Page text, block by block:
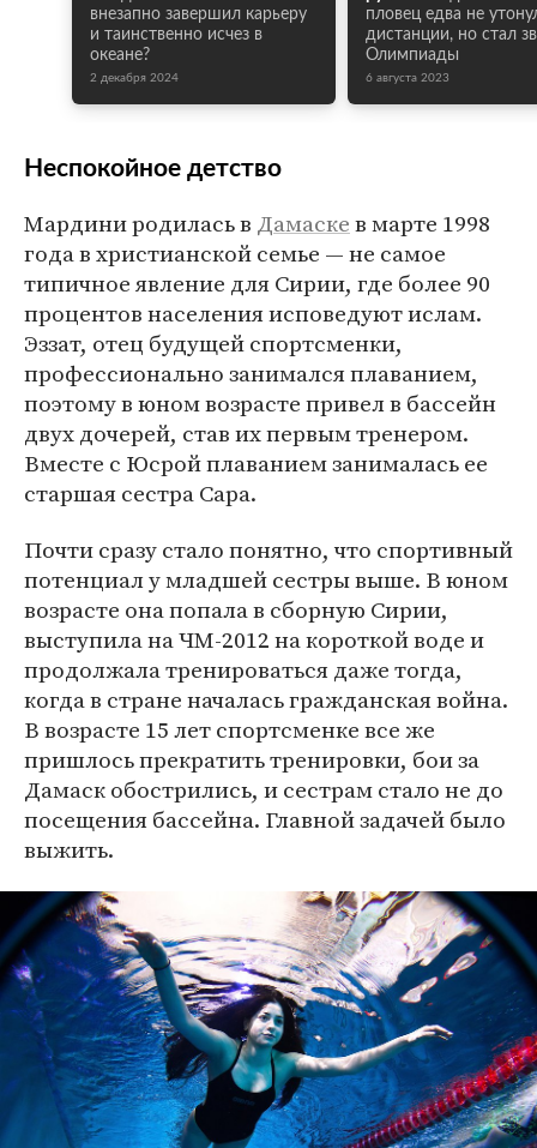
внезапно завершил карьеру
и таинственно исчез в
океане?
2 декабря 2024
пловец едва не
дистанции, но стал
Олимпиады
6 августа 2023
Неспокойное детство
Мардини родилась в Дамаскев марте 1998
года в христианской семье — не самое
типичное явление для Сирии, где более 90
процентов населения исповедуют ислам.
Эззат, отец будущей спортсменки,
профессионально занимался плаванием,
поэтому в юном возрасте привел в бассейн
двух дочерей, став их первым тренером.
Вместе с Юсрой плаванием занималась ее
старшая сестра Сара.
Почти сразу стало понятно, что спортивный
потенциал у младшей сестры выше. В юном
возрасте она попала в сборную Сирии,
выступила на ЧМ-2012 на короткой воде и
продолжала тренироваться даже тогда,
когда в стране началась гражданская война.
В возрасте 15 лет спортсменке все же
пришлось прекратить тренировки, бои за
Дамаск обострились, и сестрам стало не до
посещения бассейна. Главной задачей было
выжить.